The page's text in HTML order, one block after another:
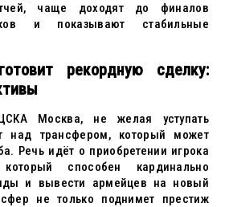
чаще доходят до финалов
и показывают стабильные
рекордную сделку:
Москва, не желая уступать
над трансфером, который может
Речь идёт о приобретении игрока
способен кардинально
и вывести армейцев на новый
не только поднимет престиж